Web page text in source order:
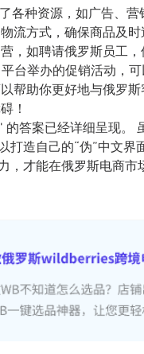
各种资源，如广告、
流方式，确保商品及
，如聘请俄罗斯员工
台举办的促销活动，
帮助你更好地与俄罗
！
答案已经详细呈现。
打造自己的“伪”中文
，才能在俄罗斯电商市